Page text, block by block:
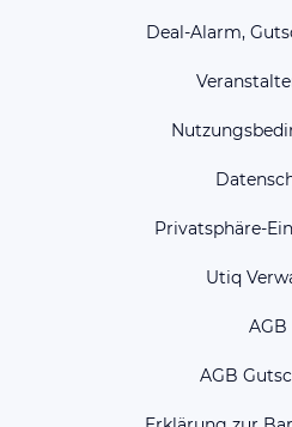
Deal-Alarm,
Privatsphäre-
Utiq
AGB
AGB